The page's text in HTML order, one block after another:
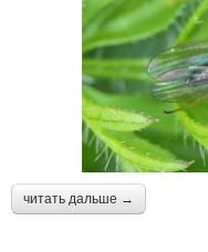
читать дальше →